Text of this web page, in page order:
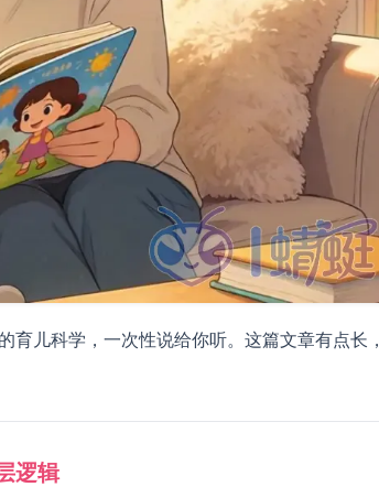
儿科学，一次性说给你听。这篇文章有点长，
逻辑